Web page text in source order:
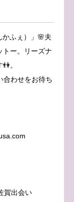
ふぇ）」🌸夫
トー。リーズナ
。
合わせをお待ち
賀出会い